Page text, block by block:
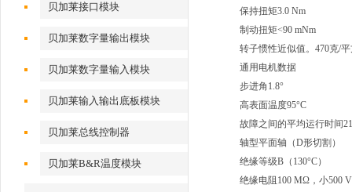
贝加莱接口模块
贝加莱数字量输出模块
贝加莱数字量输入模块
贝加莱输入输出底板模块
贝加莱总线控制器
贝加莱B&R温度模块
保持扭矩3.0 Nm
制动扭矩<90 mNm
转子惯性近似值。470克/
通用电机数据
步进角1.8°
高表面温度95°C
故障之间的平均运行时间
轴型平面轴（D形切割）
绝缘等级B（130°C）
绝缘电阻100 MΩ，小500